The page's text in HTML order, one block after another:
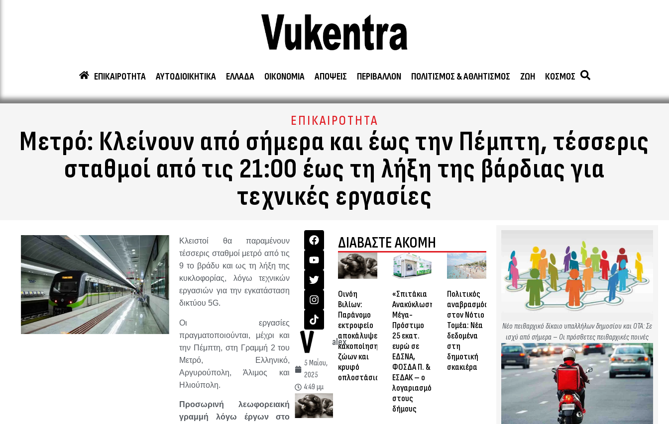
ΕΠΙΚΑΙΡΟΤΗΤΑ ΑΥΤΟΔΙΟΙΚΗΤΙΚΑ ΕΛΛΑΔΑ ΟΙΚΟΝΟΜΙΑ ΑΠΟΨΕΙΣ ΠΕΡΙΒΑΛΛΟΝ ΠΟΛΙΤΙΣΜΟΣ & ΑΘΛΗΤΙΣΜΟΣ ΖΩΗ ΚΟΣΜΟΣ
ΕΠΙΚΑΙΡΟΤΗΤΑ
Μετρό: Κλείνουν από σήμερα και έως την Πέμπτη, τέσσερις
σταθμοί από τις 21:00 έως τη λήξη της βάρδιας για
τεχνικές εργασίες
Κλειστοί θα παραμένουν
τέσσερις σταθμοί μετρό από τις
9 το βράδυ και ως τη λήξη της
κυκλοφορίας, λόγω τεχνικών
εργασιών για την εγκατάσταση
δικτύου 5G.
Οι εργασίες
πραγματοποιούνται, μέχρι και
την Πέμπτη, στη Γραμμή 2 του
Μετρό, Ελληνικό,
Αργυρούπολη, Άλιμος και
Ηλιούπολη.
Προσωρινή λεωφορειακή
γραμμή λόγω έργων στο
alex
5 Μαΐου,
2025
4:49 μμ
ΔΙΑΒΑΣΤΕ ΑΚΟΜΗ
Οινόη
Βιλίων:
Παράνομο
εκτροφείο
αποκάλυψε
κακοποίηση
ζώων και
κρυφό
οπλοστάσιο
«Σπιτάκια
Ανακύκλωσης»:
Μέγα-
Πρόστιμο
25 εκατ.
ευρώ σε
ΕΔΣΝΑ,
ΦΟΣΔΑ Π. &
ΕΣΔΑΚ – ο
λογαριασμός
στους
δήμους
Πολιτικός
αναβρασμός
στον Νότιο
Τομέα: Νέα
δεδομένα
στη
δημοτική
σκακιέρα
Νέο πειθαρχικό δίκαιο υπαλλήλων δημοσίου και ΟΤΑ: Σε
ισχύ από σήμερα – Οι πρόσθετες πειθαρχικές ποινές